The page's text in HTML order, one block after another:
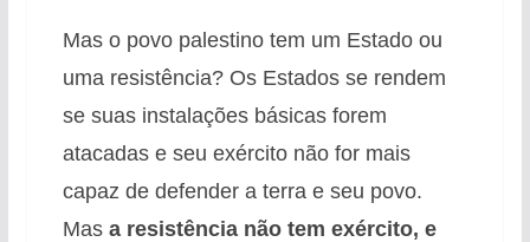
Mas o povo palestino tem um Estado ou
uma resistência? Os Estados se rendem
se suas instalações básicas forem
atacadas e seu exército não for mais
capaz de defender a terra e seu povo.
Mas a resistência não tem exército, e